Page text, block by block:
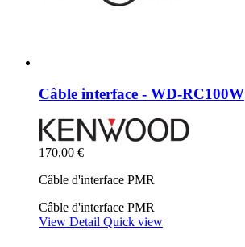
Câble interface - WD-RC100W
170,00 €
Câble d'interface PMR
Câble d'interface PMR
View Detail Quick view